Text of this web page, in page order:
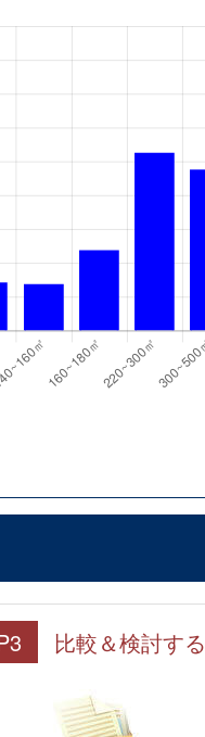
比較＆検討する